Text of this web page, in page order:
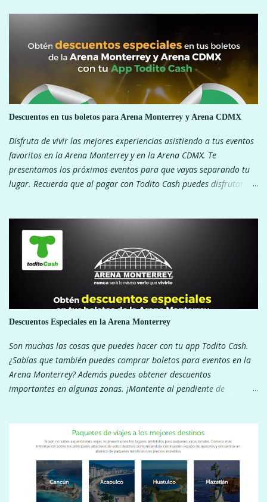
c
m
e
t
a
r
i
Descuentos en tus boletos para Arena Monterrey y Arena CDMX
Disfruta de vivir las mejores experiencias asistiendo a tus eventos
favoritos en la Arena Monterrey y en la Arena CDMX. Te
presentamos los próximos eventos para que vayas separando tu
lugar. Recuerda que al pagar con Todito Cash puedes disfrutar de
Descuentos Especiales en la Arena Monterrey
Son muchas las cosas que puedes hacer con tu app Todito Cash.
¿Sabías que también puedes comprar boletos para eventos en la
Arena Monterrey? Además puedes obtener descuentos
importantes en algunas zonas. ¡Mantente al pendiente de